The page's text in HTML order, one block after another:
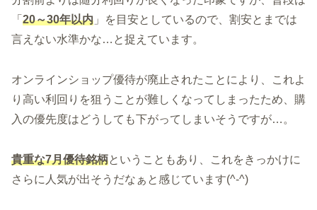
「 20～30年以内 」を目安としているので、割安とまでは
言えない水準かな…と捉えています。
オンラインショップ優待が廃止されたことにより、これよ
り高い利回りを狙うことが難しくなってしまったため、購
入の優先度はどうしても下がってしまいそうですが…。
貴重な7月優待銘柄ということもあり、これをきっかけに
さらに人気が出そうだなぁと感じています(^-^)